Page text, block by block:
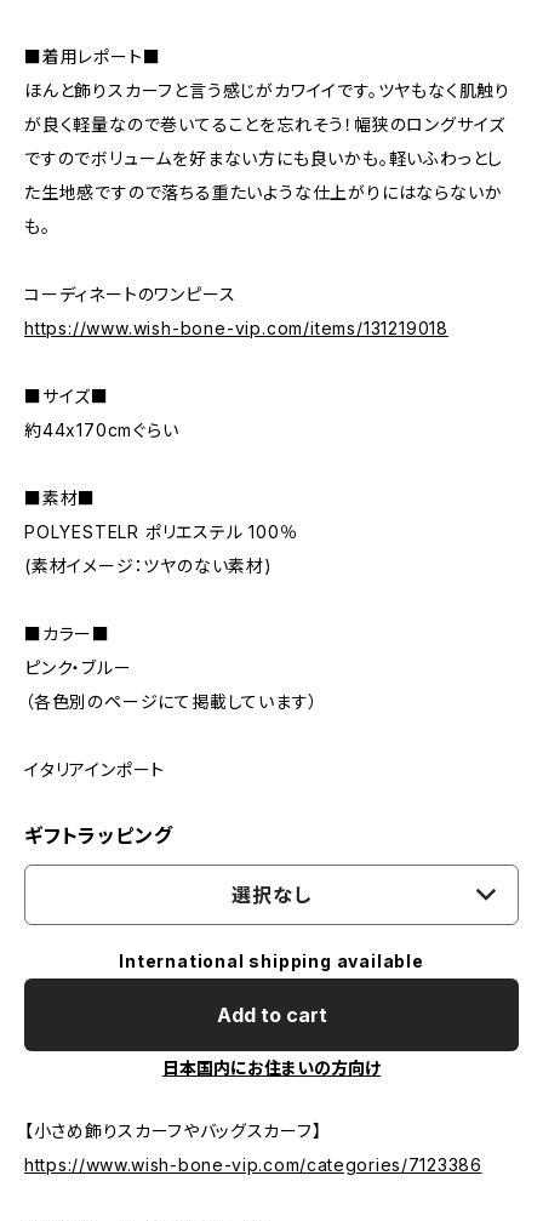
■着用レポート■
ほんと飾りスカーフと言う感じがカワイイです。ツヤもなく肌触り
が良く軽量なので巻いてることを忘れそう！幅狭のロングサイズ
ですのでボリュームを好まない方にも良いかも。軽いふわっとし
た生地感ですので落ちる重たいような仕上がりにはならないか
も。
コーディネートのワンピース
https://www.wish-bone-vip.com/items/131219018
■サイズ■
約44x170cmぐらい
■素材■
POLYESTELR ポリエステル 100％
(素材イメージ：ツヤのない素材)
■カラー■
ピンク・ブルー
（各色別のページにて掲載しています）
イタリアインポート
ギフトラッピング
選択なし
International shipping available
Add to cart
日本国内にお住まいの方向け
【小さめ飾りスカーフやバッグスカーフ】
https://www.wish-bone-vip.com/categories/7123386